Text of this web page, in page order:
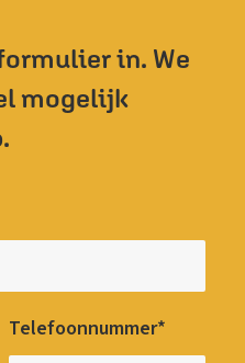
in. We
mogelijk
Telefoonnummer*